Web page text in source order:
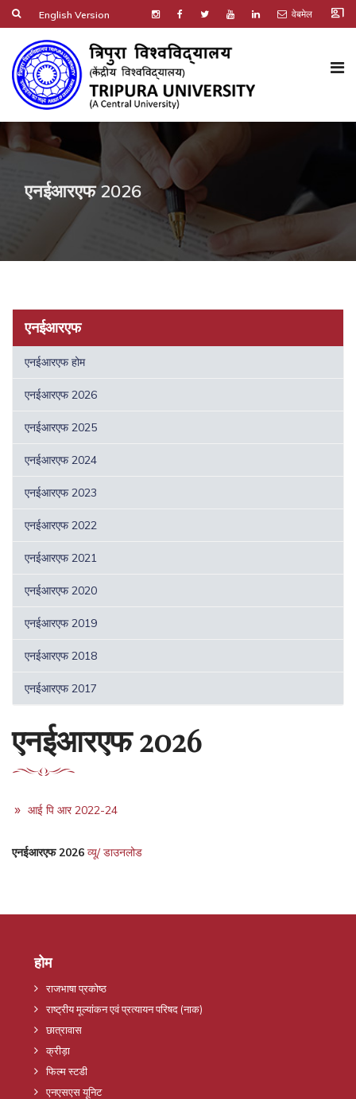
English Version वेबमेल co_present
एनईआरएफ 2026
एनईआरएफ
एनईआरएफ होम
एनईआरएफ 2026
एनईआरएफ 2025
एनईआरएफ 2024
एनईआरएफ 2023
एनईआरएफ 2022
एनईआरएफ 2021
एनईआरएफ 2020
एनईआरएफ 2019
एनईआरएफ 2018
एनईआरएफ 2017
एनईआरएफ 2026
आई पि आर 2022-24
एनईआरएफ 2026 व्यू/ डाउनलोड
होम
राजभाषा प्रकोष्ठ
राष्ट्रीय मूल्यांकन एवं प्रत्यायन परिषद (नाक)
छात्रावास
क्रीड़ा
फिल्म स्टडी
एनएसएस यूनिट